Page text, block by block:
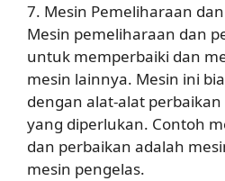
7. Mesin Pemeliharaan
Mesin pemeliharaan dan
untuk memperbaiki dan
mesin lainnya. Mesin ini
dengan alat-alat
yang diperlukan. Contoh
dan perbaikan adalah
mesin pengelas.